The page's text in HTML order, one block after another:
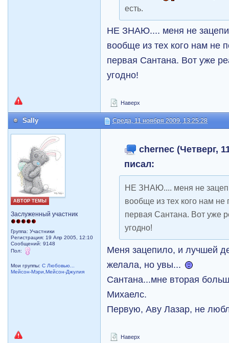
есть.
НЕ ЗНАЮ.... меня не
вообще из тех кого нам не
первая Сантана. Вот уже
угодно!
Наверх
Sally Среда, 11 ноября 2009, 13:25:28
АВТОР ТЕМЫ
Заслуженный участник
Группа: Участники
Регистрация: 19 Апр 2005, 12:10
Сообщений: 9148
Пол:
Мои группы:С Любовью...
Мейсон-Мэри,Мейсон-Джулия
chernec (Четверг,
писал:
НЕ ЗНАЮ.... меня не
вообще из тех кого нам не
первая Сантана. Вот уже
угодно!
Меня зацепило, и лучшей
желала, но увы...
Сантана...мне вторая
Михаелс.
Первую, Аву Лазар, не
Наверх